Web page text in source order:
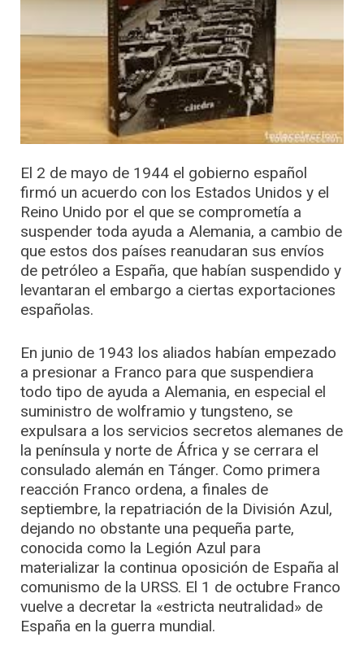
El 2 de mayo de 1944 el gobierno español
firmó un acuerdo con los Estados Unidos y el
Reino Unido por el que se comprometía a
suspender toda ayuda a Alemania, a cambio de
que estos dos países reanudaran sus envíos
de petróleo a España, que habían suspendido y
levantaran el embargo a ciertas exportaciones
españolas.
En junio de 1943 los aliados habían empezado
a presionar a Franco para que suspendiera
todo tipo de ayuda a Alemania, en especial el
suministro de wolframio y tungsteno, se
expulsara a los servicios secretos alemanes de
la península y norte de África y se cerrara el
consulado alemán en Tánger. Como primera
reacción Franco ordena, a finales de
septiembre, la repatriación de la División Azul,
dejando no obstante una pequeña parte,
conocida como la Legión Azul para
materializar la continua oposición de España al
comunismo de la URSS. El 1 de octubre Franco
vuelve a decretar la «estricta neutralidad» de
España en la guerra mundial.